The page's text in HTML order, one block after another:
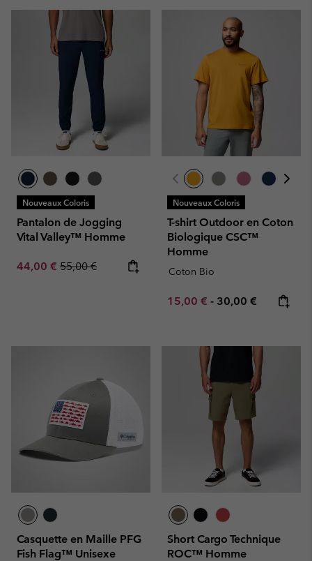
Nouveaux Coloris
Pantalon de Jogging
Vital Valley™ Homme
Sale price:
44,00 € Regular price:
55,00 €
Nouveaux Coloris
T-shirt Outdoor en Coton
Biologique CSC™
Homme
Coton Bio
Minimum sale price:
15,00 € - Maximum price:
30,00 €
Casquette en Maille PFG
Fish Flag™ Unisexe
Short Cargo Technique
ROC™ Homme